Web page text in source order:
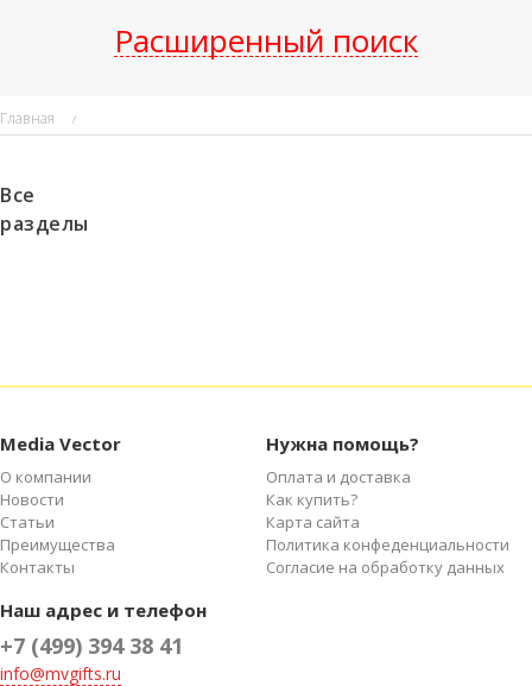
Расширенный поиск
Главная
Все
разделы
Новости
Статьи
Media Vector
О компании
Новости
Статьи
Преимущества
Контакты
Нужна помощь?
Оплата и доставка
Как купить?
Карта сайта
Политика конфеденциальности
Согласие на обработку данных
Наш адрес и телефон
+7 (499) 394 38 41
info@mvgifts.ru